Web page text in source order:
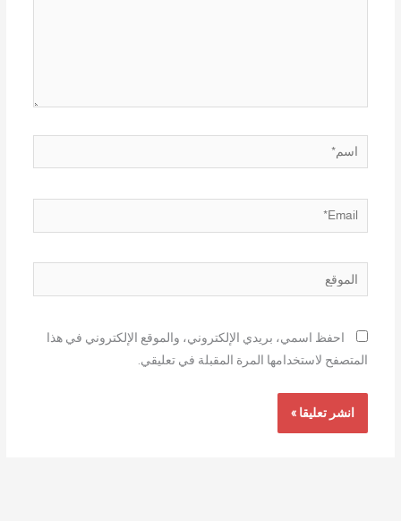
اسم*
Email*
الموقع
احفظ اسمي، بريدي الإلكتروني، والموقع الإلكتروني في هذا
المتصفح لاستخدامها المرة المقبلة في تعليقي.